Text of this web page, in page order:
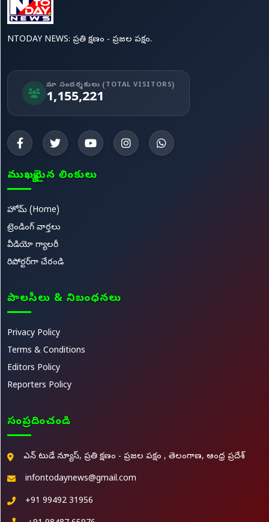
NTODAY NEWS: ప్రతి క్షణం - ప్రజల పక్షం.
మా సందర్శకులు (TOTAL VISITORS)
1,155,221
ముఖ్యమైన లింకులు
హోమ్ (Home)
ట్రెండింగ్ వార్తలు
వీడియో గ్యాలరీ
రిపోర్టర్‌గా చేరండి
పాలసీలు & నిబంధనలు
Privacy Policy
Terms & Conditions
Editors Policy
Reporters Policy
సంప్రదించండి
ఎన్ టుడే న్యూస్, ప్రతి క్షణం - ప్రజల పక్షం , తెలంగాణ, ఆంధ్ర ప్రదేశ్
infontodaynews@gmail.com
+91 99492 31956